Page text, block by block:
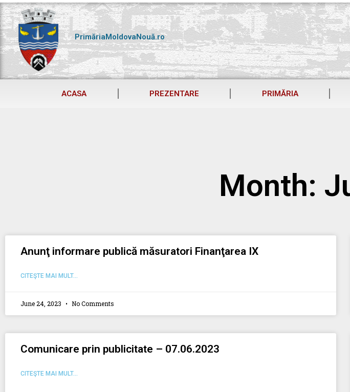
Skip
to
content
PrimăriaMoldovaNouă.ro
ACASA PREZENTARE PRIMĂRIA
Month:
Anunţ informare publică măsuratori Finanţarea IX
CITEŞTE MAI MULT...
June 24, 2023 No Comments
Comunicare prin publicitate – 07.06.2023
CITEŞTE MAI MULT...